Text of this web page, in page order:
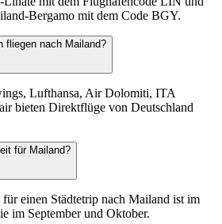
Bergamo mit dem Code BGY.
fliegen nach Mailand?
Lufthansa, Air Dolomiti, ITA
bieten Direktflüge von Deutschland
für Mailand?
für einen Städtetrip nach Mailand ist im
im September und Oktober.